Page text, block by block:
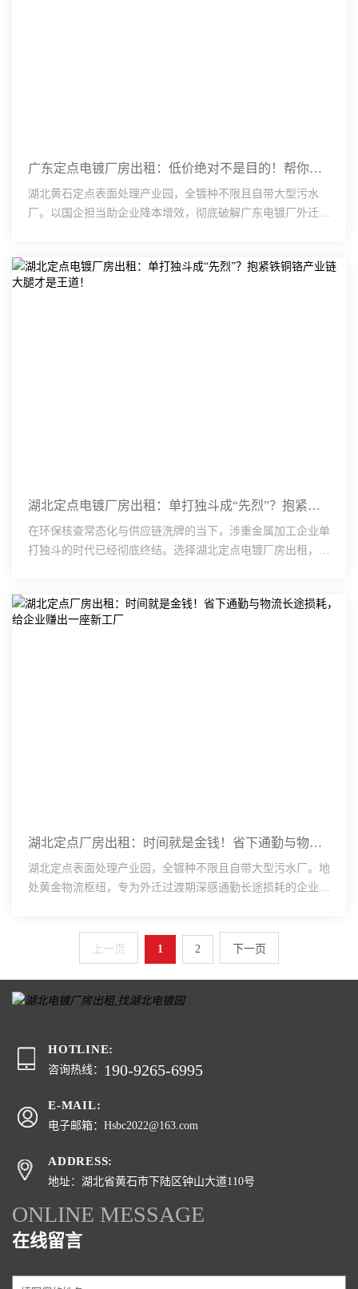
广东定点电镀厂房出租：低价绝对不是目的！帮你实现持续盈利才是国企初心！
湖北黄石定点表面处理产业园，全镀种不限且自带大型污水
厂。以国企担当助企业降本增效，彻底破解广东电镀厂外迁过
湖北定点电镀厂房出租：单打独斗成“先烈”？抱紧铁铜铬产业链大腿才是王道！
在环保核查常态化与供应链洗牌的当下，涉重金属加工企业单
打独斗的时代已经彻底终结。选择湖北定点电镀厂房出租，不
湖北定点厂房出租：时间就是金钱！省下通勤与物流长途损耗，给企业赚出一座新工厂
湖北定点表面处理产业园，全镀种不限且自带大型污水厂。地
处黄金物流枢纽，专为外迁过渡期深感通勤长途损耗的企业提
上一页
1 2 下一页
HOTLINE:
咨询热线： 190-9265-6995
E-MAIL:
电子邮箱：Hsbc2022@163.com
ADDRESS:
地址：湖北省黄石市下陆区钟山大道110号
ONLINE MESSAGE
在线留言